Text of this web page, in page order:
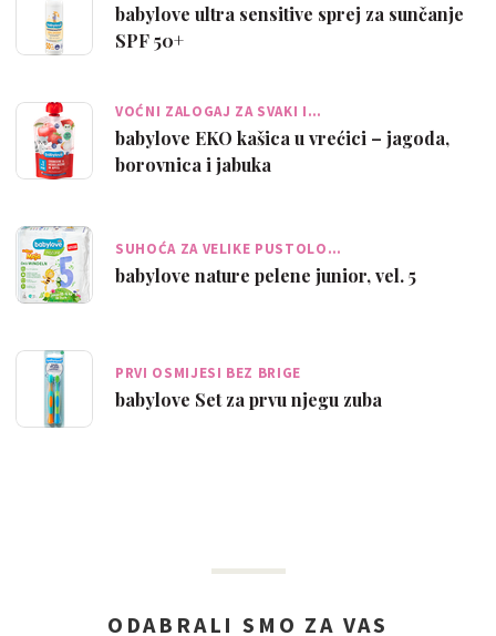
babylove ultra sensitive sprej za sunčanje
SPF 50+
VOĆNI ZALOGAJ ZA SVAKI I…
babylove EKO kašica u vrećici – jagoda,
borovnica i jabuka
SUHOĆA ZA VELIKE PUSTOLO…
babylove nature pelene junior, vel. 5
PRVI OSMIJESI BEZ BRIGE
babylove Set za prvu njegu zuba